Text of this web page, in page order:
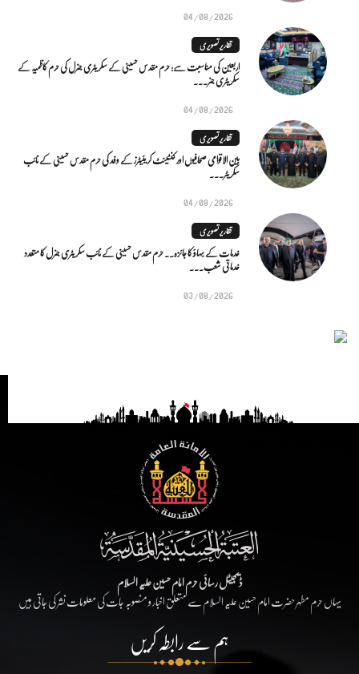
04/08/2026
تقاریر تصویری
اربعین کی مناسبت سے: حرم مقدس حسینی کے سکریٹری جنرل کی حرم کاظمیہ کے
سکریٹری جنر...
04/08/2026
تقاریر تصویری
بین الاقوامی صحافیوں اور کنٹینٹ کریئیٹرز کے وفد کی حرم مقدس حسینی کے نائب
سکریٹر...
04/08/2026
تقاریر تصویری
خدمات کے بہاؤ کا جائزہ.. حرم مقدس حسینی کے نائب سکریٹری جنرل کا متعدد
خدماتی شعب...
03/08/2026
ڈیجیٹل رسائی حرم امام حسین علیہ السلام
یہاں حرم مطہر حضرت امام حسین علیہ السلام سے متعلق اخبار و منصوبہ جات کی معلومات نشر کی جاتی ہیں
ہم سے رابطہ کریں